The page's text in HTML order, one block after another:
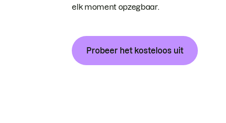
elk moment opzegbaar.
Probeer het kosteloos uit